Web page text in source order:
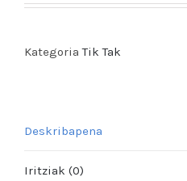
KategoriaTik Tak
Deskribapena
Iritziak (0)